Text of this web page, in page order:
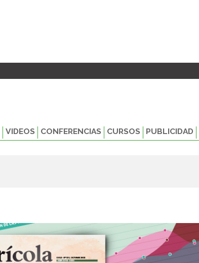
VIDEOS CONFERENCIAS CURSOS PUBLICIDAD